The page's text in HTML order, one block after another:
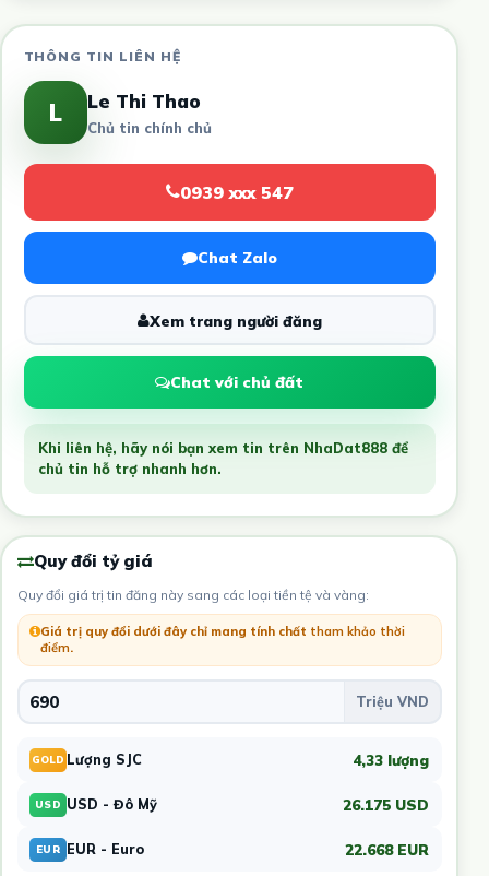
THÔNG TIN LIÊN HỆ
L Le Thi Thao
Chủ tin chính chủ
0939 xxx 547
Chat Zalo
Xem trang người đăng
Chat với chủ đất
Khi liên hệ, hãy nói bạn xem tin trên NhaDat888 để
chủ tin hỗ trợ nhanh hơn.
Quy đổi tỷ giá
Quy đổi giá trị tin đăng này sang các loại tiền tệ và vàng:
Giá trị quy đổi dưới đây chỉ mang tính chất tham khảo thời
điểm.
GOLD Lượng SJC 4,33 lượng
USD USD - Đô Mỹ 26.175 USD
EUR EUR - Euro 22.668 EUR